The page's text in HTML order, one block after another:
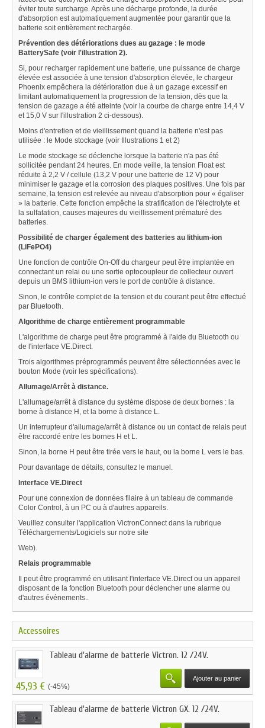
éviter toute surcharge. Après une décharge profonde, la durée
d'absorption est automatiquement augmentée pour garantir que la
batterie soit entièrement rechargée.
Prévention des détériorations dues au gazage : le mode
BatterySafe (voir l'illustration 2).
Si, pour recharger rapidement une batterie, une puissance de charge
élevée est associée à une tension d'absorption élevée, le chargeur
Phoenix empêchera la détérioration due à un gazage excessif en
limitant automatiquement la progression de la tension, dès que la
tension de gazage a été atteinte (voir la courbe de charge entre 14,4 V
et 15,0 V sur l'illustration 2 ci-dessous).
Moins d'entretien et de vieillissement quand la batterie n'est pas
utilisée : le Mode stockage (voir Illustrations 1 et 2)
Le mode stockage se déclenche lorsque la batterie n'a pas été
sollicitée pendant 24 heures. En mode veille, la tension Float est
réduite à 2,2 V / cellule (13,2 V pour une batterie de 12 V) pour
minimiser le gazage et la corrosion des plaques positives. Une fois par
semaine, la tension est relevée au niveau d'absorption pour « égaliser
» la batterie. Cette fonction empêche la stratification de l'électrolyte et
la sulfatation, causes majeures du vieillissement prématuré des
batteries.
Possibilité de charger également des batteries au lithium-ion
(LiFePO4)
Une fonction de contrôle On-Off du chargeur peut être implantée en
connectant un relai ou une sortie optocoupleur de collecteur ouvert
depuis un BMS lithium-ion vers le port de contrôle à distance.
Sinon, le contrôle complet de la tension et du courant peut être effectué
par Bluetooth.
Algorithme de charge entièrement programmable
L'algorithme de charge peut être programmé à l'aide du Bluetooth ou
de l'interface VE.Direct.
Trois algorithmes préprogrammés peuvent être sélectionnées avec le
bouton Mode (voir les spécifications).
Allumage/Arrêt à distance.
L'allumage/arrêt à distance du système dispose de deux bornes : la
borne à distance H, et la borne à distance L.
Un interrupteur d'allumage/arrêt à distance ou un contact de relais peut
être raccordé entre les bornes H et L.
Sinon, la borne H peut être tirée vers le haut, ou la borne L vers le bas.
Pour davantage de détails, consultez le manuel.
Interface VE.Direct
Pour une connexion de données filaire à un tableau de commande
Color Control, à un PC ou à d'autres appareils.
Veuillez consulter l'application VictronConnect dans la rubrique
Téléchargements/Logiciels sur notre site
Web).
Relais programmable
Il peut être programmé en utilisant l'interface VE.Direct ou un appareil
disposant de la fonction Bluetooth pour déclencher une alarme ou
d'autres événements..
Accessoires
Tableau d'alarme de batterie Victron. 12 /24V.
45,93 € (-45%)
Ajouter au panier
Tableau d'alarme de batterie Victron GX. 12 /24V.